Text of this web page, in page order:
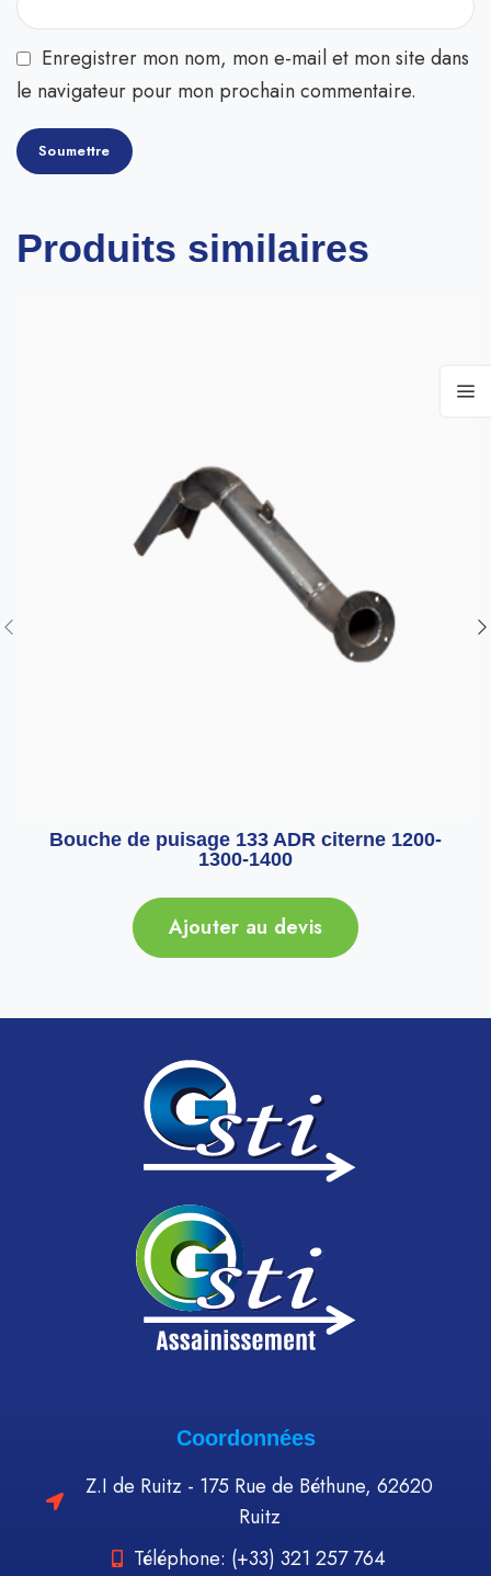
Enregistrer mon nom, mon e-mail et mon site dans
le navigateur pour mon prochain commentaire.
Produits similaires
Bouche de puisage 133 ADR citerne 1200-
1300-1400
Ajouter au devis
Coordonnées
Z.I de Ruitz - 175 Rue de Béthune, 62620
Ruitz
Téléphone: (+33) 321 257 764